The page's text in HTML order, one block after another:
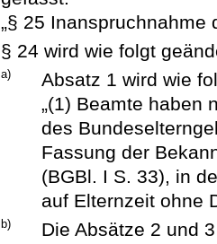
„§ 25 Inanspruchnahme
§ 24 wird wie folgt
a)
Absatz 1 wird wie
„(1) Beamte haben
des
Fassung der
(BGBl. I S. 33), in
auf Elternzeit ohne
b) Die Absätze 2 und